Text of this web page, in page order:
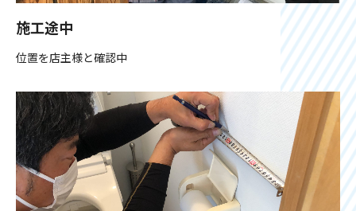
施工途中
位置を店主様と確認中